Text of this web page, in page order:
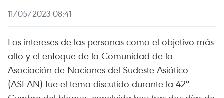
11/05/2023 08:41
Los intereses de las personas como el objetivo más
alto y el enfoque de la Comunidad de la
Asociación de Naciones del Sudeste Asiático
(ASEAN) fue el tema discutido durante la 42ª